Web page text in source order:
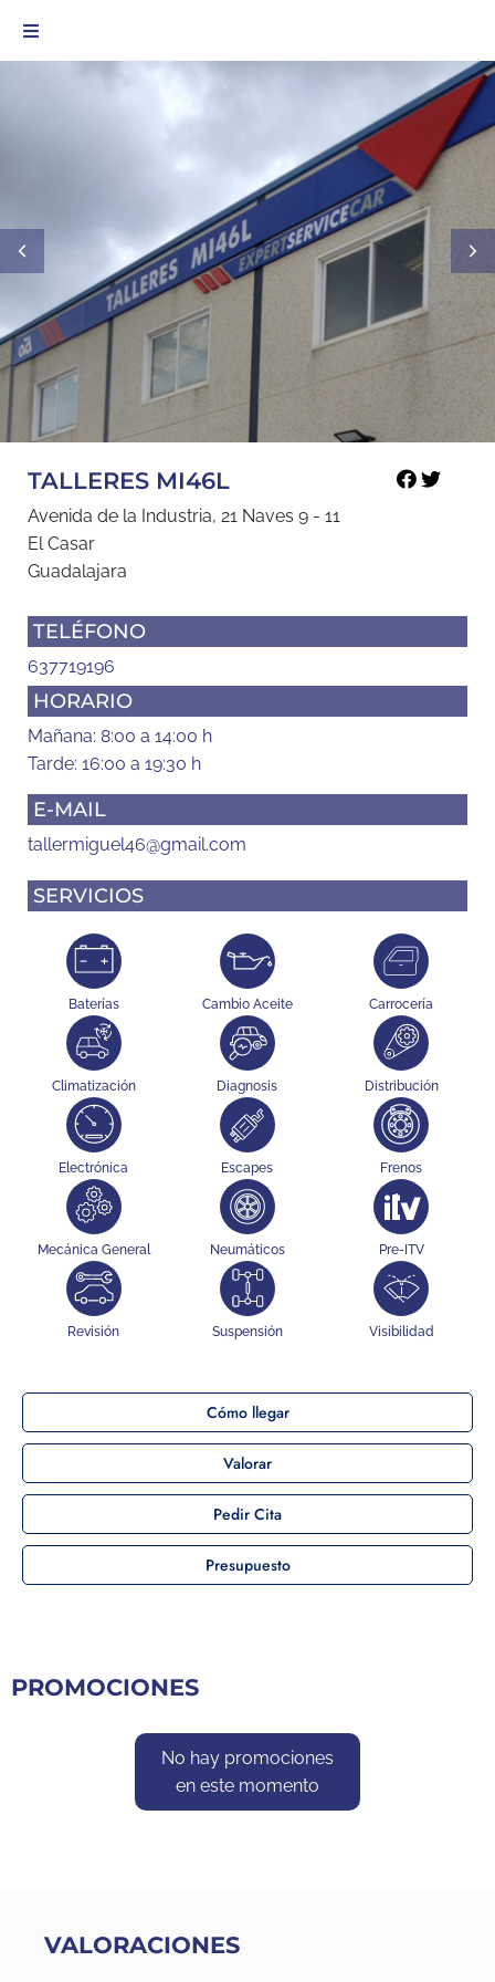
TALLERES MI46L
Avenida de la Industria, 21 Naves 9 - 11
El Casar
Guadalajara
TELÉFONO
637719196
HORARIO
Mañana: 8:00 a 14:00 h
Tarde: 16:00 a 19:30 h
E-MAIL
tallermiguel46@gmail.com
SERVICIOS
Baterías Cambio Aceite Carrocería
Climatización Diagnosis Distribución
Electrónica Escapes Frenos
Mecánica General Neumáticos Pre-ITV
Revisión Suspensión Visibilidad
Cómo llegar
Valorar
Pedir Cita
Presupuesto
PROMOCIONES
No hay promociones
en este momento
VALORACIONES